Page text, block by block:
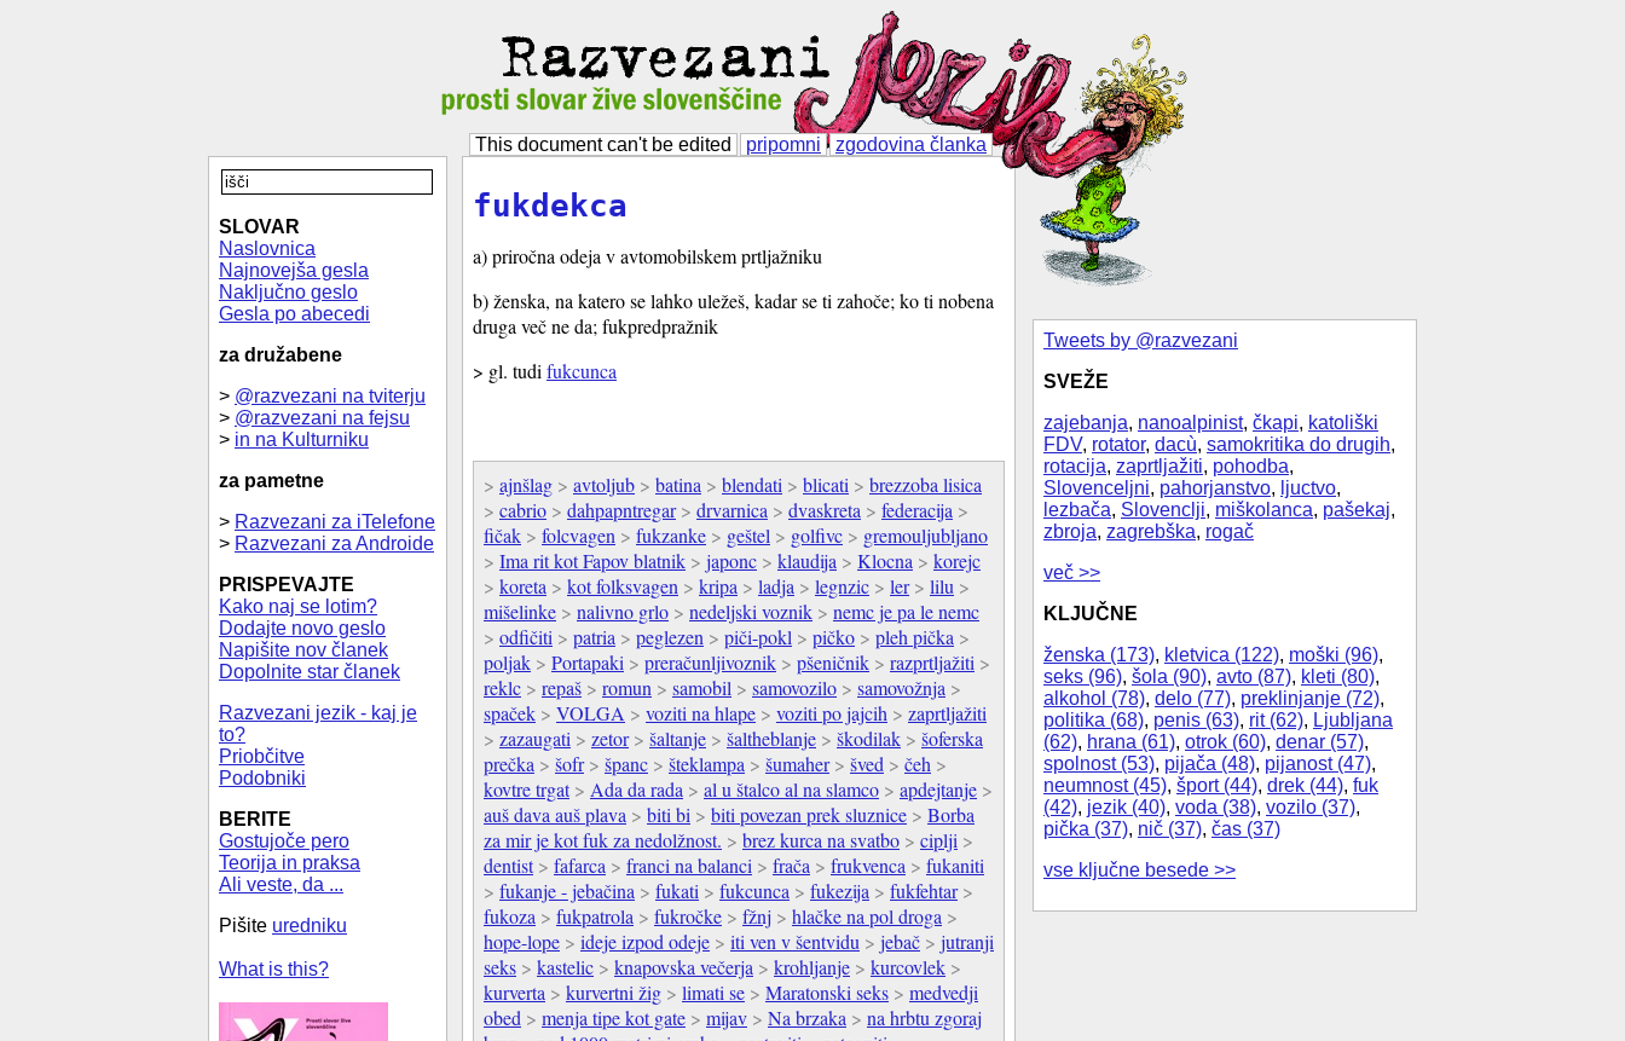
This document can't be edited pripomni zgodovina članka
Tweets by @razvezani
SVEŽE
zajebanja, nanoalpinist, čkapi, katoliški
FDV, rotator, dacù, samokritika do drugih,
rotacija, zaprtljažiti, pohodba,
Slovenceljni, pahorjanstvo, ljuctvo,
lezbača, Slovenclji, miškolanca, pašekaj,
zbroja, zagrebška, rogač
več >>
KLJUČNE
ženska (173), kletvica (122), moški (96),
seks (96), šola (90), avto (87), kleti (80),
alkohol (78), delo (77), preklinjanje (72),
politika (68), penis (63), rit (62), Ljubljana
(62), hrana (61), otrok (60), denar (57),
spolnost (53), pijača (48), pijanost (47),
neumnost (45), šport (44), drek (44), fuk
(42), jezik (40), voda (38), vozilo (37),
pička (37), nič (37), čas (37)
vse ključne besede >>
SLOVAR
Naslovnica
Najnovejša gesla
Naključno geslo
Gesla po abecedi
za družabene
> @razvezani na tviterju
> @razvezani na fejsu
> in na Kulturniku
za pametne
> Razvezani za iTelefone
> Razvezani za Androide
PRISPEVAJTE
Kako naj se lotim?
Dodajte novo geslo
Napišite nov članek
Dopolnite star članek
Razvezani jezik - kaj je
to?
Priobčitve
Podobniki
BERITE
Gostujoče pero
Teorija in praksa
Ali veste, da ...
Pišite uredniku
What is this?
fukdekca
a) priročna odeja v avtomobilskem prtljažniku
b) ženska, na katero se lahko uležeš, kadar se ti zahoče; ko ti nobena
druga več ne da; fukpredpražnik
> gl. tudifukcunca
> ajnšlag > avtoljub > batina > blendati > blicati > brezzoba lisica
> cabrio > dahpapntregar> drvarnica > dvaskreta > federacija >
fičak > folcvagen > fukzanke > geštel > golfivc > gremouljubljano
> Ima rit kot Fapov blatnik > japonc > klaudija > Klocna > korejc
> koreta > kot folksvagen > kripa > ladja > legnzic > ler> lilu >
mišelinke > nalivno grlo > nedeljski voznik > nemc je pa le nemc
> odfičiti > patria > peglezen > piči-pokl > pičko > pleh pička >
poljak > Portapaki > preračunljivoznik > pšeničnik > razprtljažiti >
reklc > repaš > romun > samobil > samovozilo > samovožnja >
spaček > VOLGA > voziti na hlape > voziti po jajcih > zaprtljažiti
> zazaugati > zetor> šaltanje > šaltheblanje > škodilak > šoferska
prečka > šofr> španc > šteklampa > šumaher> šved > čeh >
kovtre trgat> Ada da rada > al u štalco al na slamco > apdejtanje >
auš dava auš plava > biti bi > biti povezan prek sluznice > Borba
za mir je kot fuk za nedolžnost. > brez kurca na svatbo > ciplji >
dentist> fafarca > franci na balanci > frača > frukvenca > fukaniti
> fukanje - jebačina > fukati > fukcunca > fukezija > fukfehtar>
fukoza > fukpatrola > fukročke > fžnj > hlačke na pol droga >
hope-lope > ideje izpod odeje > iti ven v šentvidu > jebač > jutranji
seks > kastelic > knapovska večerja > krohljanje > kurcovlek >
kurverta > kurvertni žig > limati se > Maratonski seks > medvedji
obed > menja tipe kot gate > mijav > Na brzaka > na hrbtu zgoraj